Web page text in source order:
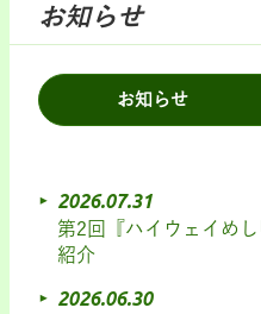
お知らせ
お知らせ
2026.07.31
第2回『ハイウェイめ
紹介
2026.06.30